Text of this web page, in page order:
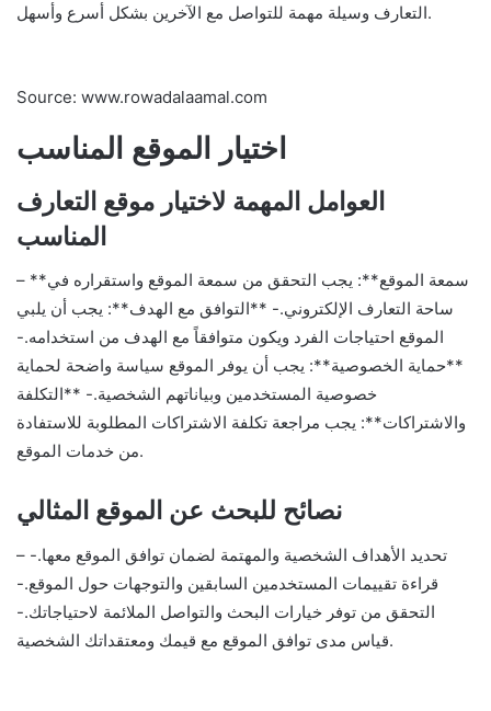
التعارف وسيلة مهمة للتواصل مع الآخرين بشكل أسرع وأسهل.
Source: www.rowadalaamal.com
اختيار الموقع المناسب
العوامل المهمة لاختيار موقع التعارف
المناسب
– **سمعة الموقع**: يجب التحقق من سمعة الموقع واستقراره في
ساحة التعارف الإلكتروني.- **التوافق مع الهدف**: يجب أن يلبي
الموقع احتياجات الفرد ويكون متوافقاً مع الهدف من استخدامه.-
**حماية الخصوصية**: يجب أن يوفر الموقع سياسة واضحة لحماية
خصوصية المستخدمين وبياناتهم الشخصية.- **التكلفة
والاشتراكات**: يجب مراجعة تكلفة الاشتراكات المطلوبة للاستفادة
من خدمات الموقع.
نصائح للبحث عن الموقع المثالي
– تحديد الأهداف الشخصية والمهتمة لضمان توافق الموقع معها.-
قراءة تقييمات المستخدمين السابقين والتوجهات حول الموقع.-
التحقق من توفر خيارات البحث والتواصل الملائمة لاحتياجاتك.-
قياس مدى توافق الموقع مع قيمك ومعتقداتك الشخصية.